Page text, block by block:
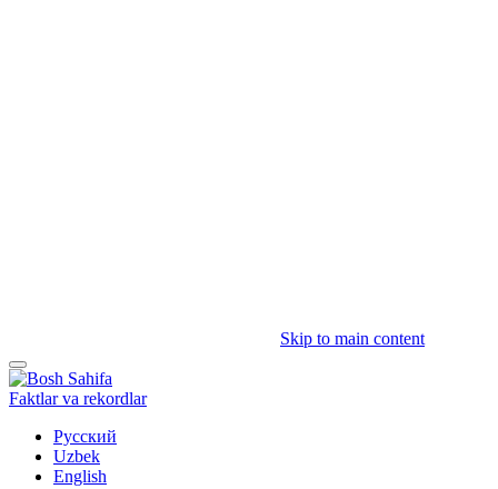
Skip to main content
Faktlar va rekordlar
Русский
Uzbek
English